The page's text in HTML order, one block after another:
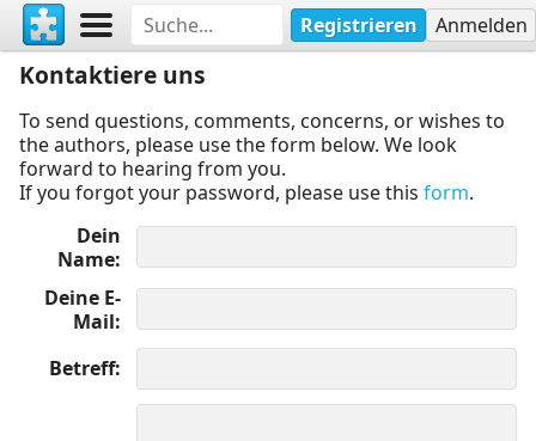
Registrieren Anmelden
Kontaktiere uns
To send questions, comments, concerns, or wishes to
the authors, please use the form below. We look
forward to hearing from you.
If you forgot your password, please use this form.
Dein
Name
Deine E-
Mail
Betreff